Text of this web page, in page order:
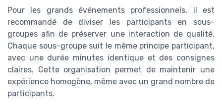
Pour les grands événements professionnels, il est
recommandé de diviser les participants en sous-
groupes afin de préserver une interaction de qualité.
Chaque sous-groupe suit le même principe participant,
avec une durée minutes identique et des consignes
claires. Cette organisation permet de maintenir une
expérience homogène, même avec un grand nombre de
participants.